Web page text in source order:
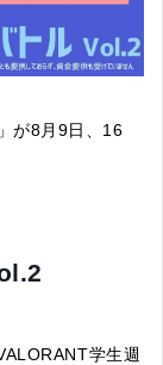
が8月9日、16
学生週